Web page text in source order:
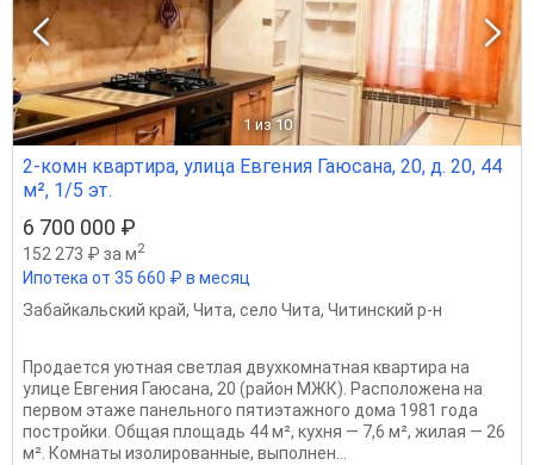
1 из 10
2-комн квартира, улица Евгения Гаюсана, 20, д. 20, 44
м², 1/5 эт.
6 700 000 ₽
152 273 ₽ за м2
Ипотека от 35 660 ₽ в месяц
Забайкальский край, Чита, село Чита, Читинский р-н
Продается уютная светлая двухкомнатная квартира на
улице Евгения Гаюсана, 20 (район МЖК). Расположена на
первом этаже панельного пятиэтажного дома 1981 года
постройки. Общая площадь 44 м², кухня — 7,6 м², жилая — 26
м². Комнаты изолированные, выполнен...